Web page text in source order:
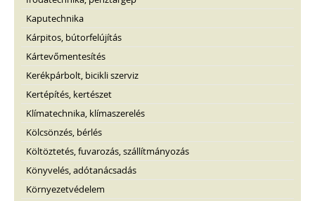
Kaputechnika
Kárpitos, bútorfelújítás
Kártevőmentesítés
Kerékpárbolt, bicikli szerviz
Kertépítés, kertészet
Klímatechnika, klímaszerelés
Kölcsönzés, bérlés
Költöztetés, fuvarozás, szállítmányozás
Könyvelés, adótanácsadás
Környezetvédelem